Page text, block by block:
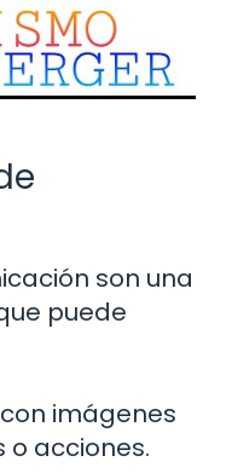
son una
puede
imágenes
o acciones.